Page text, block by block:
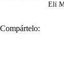
Elí
Compártelo: